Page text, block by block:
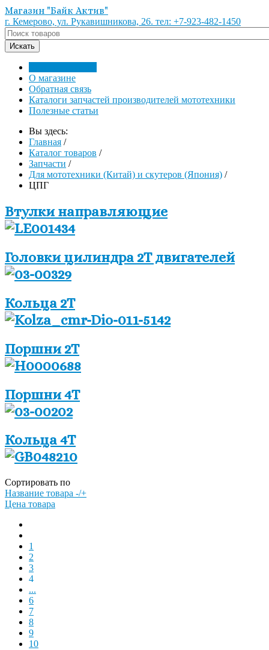
Магазин "Байк Актив"
г. Кемерово, ул. Рукавишникова, 26. тел: +7-923-482-1450
О магазине
Обратная связь
Каталоги запчастей производителей мототехники
Полезные статьи
Вы здесь:
Главная /
Каталог товаров /
Запчасти /
Для мототехники (Китай) и скутеров (Япония) /
ЦПГ
Втулки направляющие
Головки цилиндра 2Т двигателей
Кольца 2Т
Поршни 2Т
Поршни 4Т
Кольца 4Т
Сортировать по
Название товара -/+
Цена товара
1
2
3
4
...
6
7
8
9
10